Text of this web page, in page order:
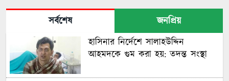
সর্বশেষ
জনপ্রিয়
হাসিনার নির্দেশে সালাহউদ্দিন
আহমদকে গুম করা হয়: তদন্ত সংস্থা